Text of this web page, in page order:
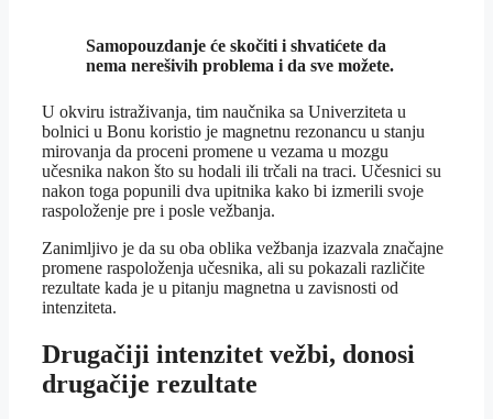
Samopouzdanje će skočiti i shvatićete da
nema nerešivih problema i da sve možete.
U okviru istraživanja, tim naučnika sa Univerziteta u
bolnici u Bonu koristio je magnetnu rezonancu u stanju
mirovanja da proceni promene u vezama u mozgu
učesnika nakon što su hodali ili trčali na traci. Učesnici su
nakon toga popunili dva upitnika kako bi izmerili svoje
raspoloženje pre i posle vežbanja.
Zanimljivo je da su oba oblika vežbanja izazvala značajne
promene raspoloženja učesnika, ali su pokazali različite
rezultate kada je u pitanju magnetna u zavisnosti od
intenziteta.
Drugačiji intenzitet vežbi, donosi
drugačije rezultate